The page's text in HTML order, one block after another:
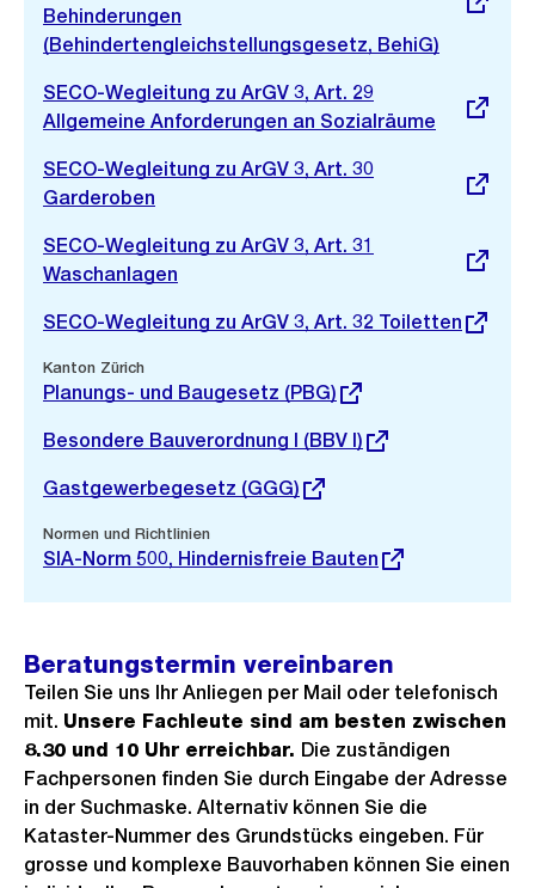
Behinderungen
(Behindertengleichstellungsgesetz, BehiG)
Externer
Link:
SECO-Wegleitung zu ArGV 3, Art. 29
Allgemeine Anforderungen an Sozialräume
Externer
Link:
SECO-Wegleitung zu ArGV 3, Art. 30
Garderoben
Externer
Link:
SECO-Wegleitung zu ArGV 3, Art. 31
Waschanlagen
Externer
SECO-Wegleitung zu ArGV 3, Art. 32 Toiletten
Kanton Zürich
Externer
Link:
Planungs- und Baugesetz (PBG)
Externer
Besondere Bauverordnung I (BBV I)
Externer
Gastgewerbegesetz (GGG)
Normen und Richtlinien
Externer
Link:
SIA-Norm 500, Hindernisfreie Bauten
Beratungstermin vereinbaren
Teilen Sie uns Ihr Anliegen per Mail oder telefonisch
mit. Unsere Fachleute sind am besten zwischen
8.30 und 10 Uhr erreichbar. Die zuständigen
Fachpersonen finden Sie durch Eingabe der Adresse
in der Suchmaske. Alternativ können Sie die
Kataster-Nummer des Grundstücks eingeben. Für
grosse und komplexe Bauvorhaben können Sie einen